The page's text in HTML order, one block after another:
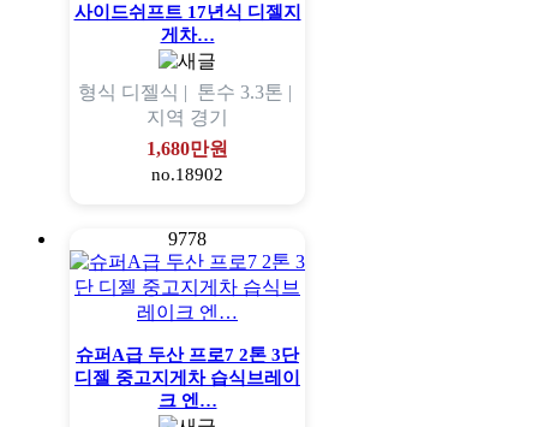
사이드쉬프트 17년식 디젤지
게차…
형식 디젤식 | 톤수 3.3톤 |
지역 경기
1,680만원
no.18902
9778
슈퍼A급 두산 프로7 2톤 3단
디젤 중고지게차 습식브레이
크 엔…